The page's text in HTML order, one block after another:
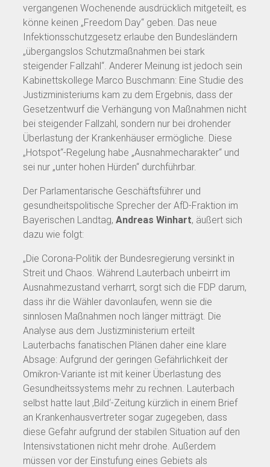
vergangenen Wochenende ausdrücklich mitgeteilt, es
könne keinen „Freedom Day“ geben. Das neue
Infektionsschutzgesetz erlaube den Bundesländern
„übergangslos Schutzmaßnahmen bei stark
steigender Fallzahl“. Anderer Meinung ist jedoch sein
Kabinettskollege Marco Buschmann: Eine Studie des
Justizministeriums kam zu dem Ergebnis, dass der
Gesetzentwurf die Verhängung von Maßnahmen nicht
bei steigender Fallzahl, sondern nur bei drohender
Überlastung der Krankenhäuser ermögliche. Diese
„Hotspot“-Regelung habe „Ausnahmecharakter“ und
sei nur „unter hohen Hürden“ durchführbar.
Der Parlamentarische Geschäftsführer und
gesundheitspolitische Sprecher der AfD-Fraktion im
Bayerischen Landtag, Andreas Winhart, äußert sich
dazu wie folgt:
„Die Corona-Politik der Bundesregierung versinkt in
Streit und Chaos. Während Lauterbach unbeirrt im
Ausnahmezustand verharrt, sorgt sich die FDP darum,
dass ihr die Wähler davonlaufen, wenn sie die
sinnlosen Maßnahmen noch länger mitträgt. Die
Analyse aus dem Justizministerium erteilt
Lauterbachs fanatischen Plänen daher eine klare
Absage: Aufgrund der geringen Gefährlichkeit der
Omikron-Variante ist mit keiner Überlastung des
Gesundheitssystems mehr zu rechnen. Lauterbach
selbst hatte laut ‚Bild‘-Zeitung kürzlich in einem Brief
an Krankenhausvertreter sogar zugegeben, dass
diese Gefahr aufgrund der stabilen Situation auf den
Intensivstationen nicht mehr drohe. Außerdem
müssen vor der Einstufung eines Gebiets als